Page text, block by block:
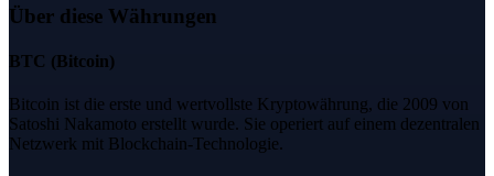
Über diese Währungen
BTC (Bitcoin)
Bitcoin ist die erste und wertvollste Kryptowährung, die 2009 von
Satoshi Nakamoto erstellt wurde. Sie operiert auf einem dezentralen
Netzwerk mit Blockchain-Technologie.